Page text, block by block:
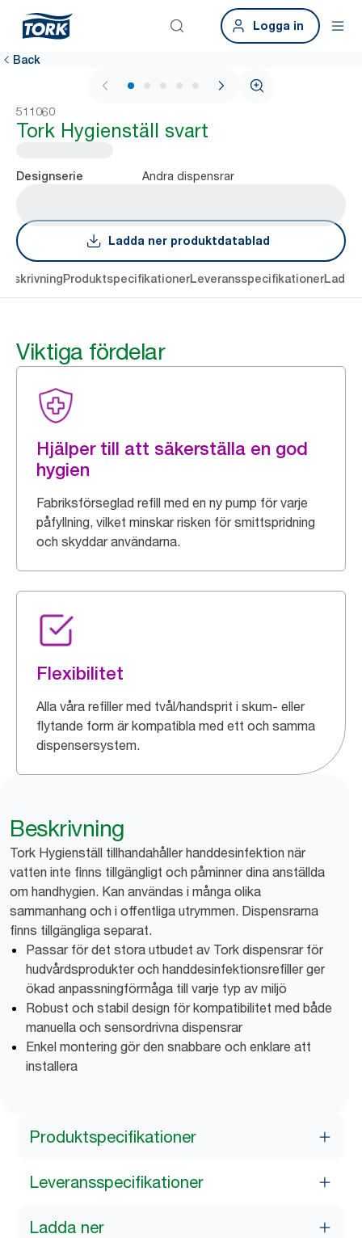
Logga in
Back
1 / 6
511060
Tork Hygienställ svart
Designserie Andra dispensrar
Ladda ner produktdatablad
ProduktspecifikationerLeveransspecifikationerLadda
Viktiga fördelar
Hjälper till att säkerställa en god
hygien
Fabriksförseglad refill med en ny pump för varje
påfyllning, vilket minskar risken för smittspridning
och skyddar användarna.
Flexibilitet
Alla våra refiller med tvål/handsprit i skum- eller
flytande form är kompatibla med ett och samma
dispensersystem.
Beskrivning
Tork Hygienställ tillhandahåller handdesinfektion när
vatten inte finns tillgängligt och påminner dina anställda
om handhygien. Kan användas i många olika
sammanhang och i offentliga utrymmen. Dispensrarna
finns tillgängliga separat.
Passar för det stora utbudet av Tork dispensrar för
hudvårdsprodukter och handdesinfektionsrefiller ger
ökad anpassningförmåga till varje typ av miljö
Robust och stabil design för kompatibilitet med både
manuella och sensordrivna dispensrar
Enkel montering gör den snabbare och enklare att
installera
Produktspecifikationer
Leveransspecifikationer
Ladda ner